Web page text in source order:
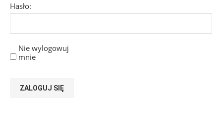
Hasło:
Nie wylogowuj
mnie
ZALOGUJ SIĘ